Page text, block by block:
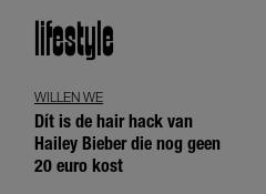
lifestyle
WILLEN WE
Dít is de hair hack van
Hailey Bieber die nog geen
20 euro kost